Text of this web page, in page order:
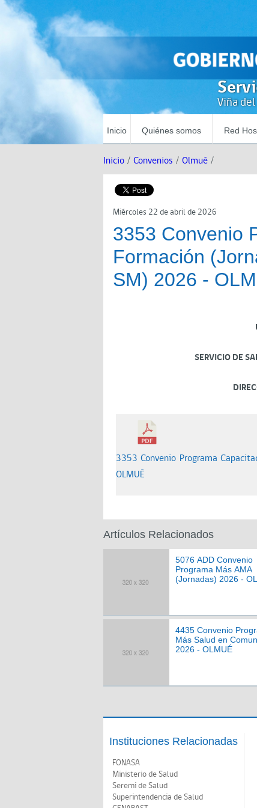
Viña
Inicio Quiénes somos Red
Inicio / Convenios / Olmué /
Miércoles 22 de abril de 2026
3353 Convenio
Formación
SM) 2026 -
SERVICIO DE
3353 Convenio Programa
OLMUÉ
Artículos Relacionados
5076 ADD Convenio
Programa Más AMA
(Jornadas) 2026 -
4435 Convenio
Más Salud en
2026 - OLMUÉ
Instituciones Relacionadas
FONASA
Ministerio de Salud
Seremi de Salud
Superintendencia de Salud